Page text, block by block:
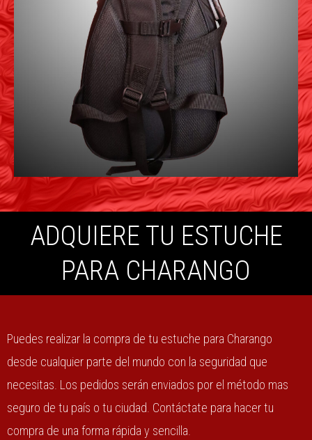
ADQUIERE TU ESTUCHE
PARA CHARANGO
Puedes realizar la compra de tu estuche para Charango
desde cualquier parte del mundo con la seguridad que
necesitas. Los pedidos serán enviados por el método mas
seguro de tu país o tu ciudad. Contáctate para hacer tu
compra de una forma rápida y sencilla.